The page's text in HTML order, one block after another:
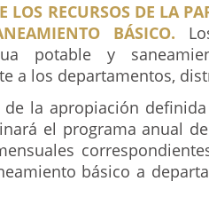
LOS RECURSOS DE LA
BÁSICO.
potable y
a los departamentos,
de la apropiación
el programa anual
básico a